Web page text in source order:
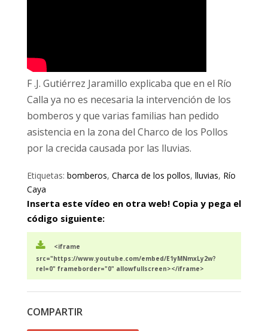
F .J. Gutiérrez Jaramillo explicaba que en el Río
Calla ya no es necesaria la intervención de los
bomberos y que varias familias han pedido
asistencia en la zona del Charco de los Pollos
por la crecida causada por las lluvias.
Etiquetas: bomberos, Charca de los pollos, lluvias, Río
Caya
Inserta este vídeo en otra web! Copia y pega el
código siguiente:
<iframe
src="https://www.youtube.com/embed/E1yMNmxLy2w?
rel=0" frameborder="0" allowfullscreen></iframe>
COMPARTIR